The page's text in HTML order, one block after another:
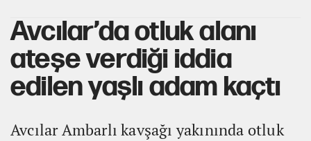
Avcılar’da otluk alanı
ateşe verdiği iddia
edilen yaşlı adam kaçtı
Avcılar Ambarlı kavşağı yakınında otluk